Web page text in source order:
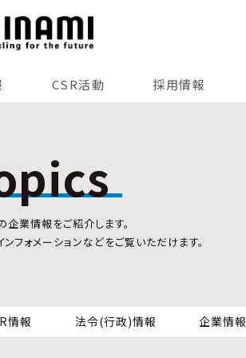
CSR活動 採用情報
企業情報をご紹介します。
フォメーションなどをご覧いただけます。
情報 法令(行政)情報 企業情報